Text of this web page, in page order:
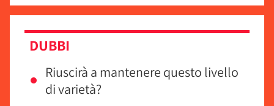
DUBBI
Riuscirà a mantenere questo livello
di varietà?